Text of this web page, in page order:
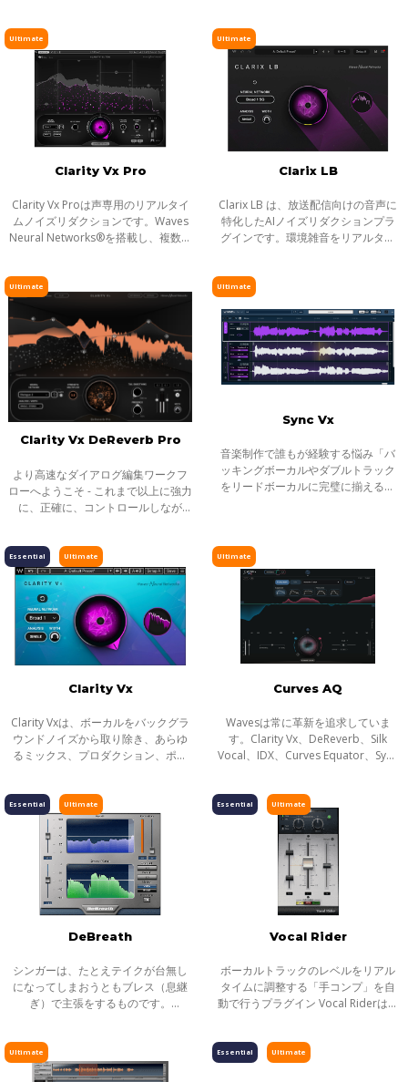
すべて
イコライザー
ダイナミクス
ボーカル
マスタリング
サチュレーション／ディストーション
モジュレーション
ピッチ／タイムシフト
エフェクト
インストゥルメント
ギター／ベース
メーター
ノイズリダクション
サラウンド
ヘッドフォンミキシング
チャンネルストリップ
ハーモニックエンハンサー
Ultimate
Clarity Vx Pro
Clarity Vx Proは声専用のリアルタイ
ムノイズリダクションです。Waves
Neural Networks®を搭載し、複数の
スから分離し、わずかな作業時間
Ultimate
Clarix LB
Clarix LB は、放送配信向けの音声に
特化したAIノイズリダクションプラ
グインです。環境雑音をリアルタイ
トリートメントに最適です。
Ultimate
Clarity Vx DeReverb Pro
より高速なダイアログ編集ワークフ
ローへようこそ - これまで以上に強力
に、正確に、コントロールしなが
ーは、録音を瞬時に、そしてリアル
タイムで
Ultimate
Sync Vx
音楽制作で誰もが経験する悩み「バ
ッキングボーカルやダブルトラック
をリードボーカルに完璧に揃えるた
Ultimate
Essential
Clarity Vx
Clarity Vxは、ボーカルをバックグラ
ウンドノイズから取り除き、あらゆ
るミックス、プロダクション、ポッ
す。Waves Neural Networks®が搭
載されてい
Ultimate
Curves AQ
Wavesは常に革新を追求していま
す。Clarity Vx、DeReverb、Silk
Vocal、IDX、Curves Equator、Sync
た。そして、ついにEQにも革命が起
こります。
Ultimate
Essential
DeBreath
シンガーは、たとえテイクが台無し
になってしまおうともブレス（息継
ぎ）で主張をするものです。
去することができます。つまり、シ
ンガーはエンジ
Ultimate
Essential
Vocal Rider
ボーカルトラックのレベルをリアル
タイムに調整する「手コンプ」を自
動で行うプラグイン Vocal Riderは、
い方も、他のWavesプラグイン同
Ultimate Ultimate
Essential